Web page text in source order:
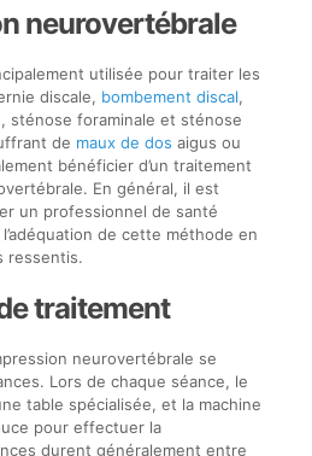
neurovertébrale
utilisée pour traiter les
discale, bombement discal,
sténose foraminale et sténose
de maux de dos aigus ou
bénéficier d’un traitement
En général, il est
un professionnel de santé
de cette méthode en
ressentis.
traitement
neurovertébrale se
Lors de chaque séance, le
table spécialisée, et la machine
pour effectuer la
durent généralement entre